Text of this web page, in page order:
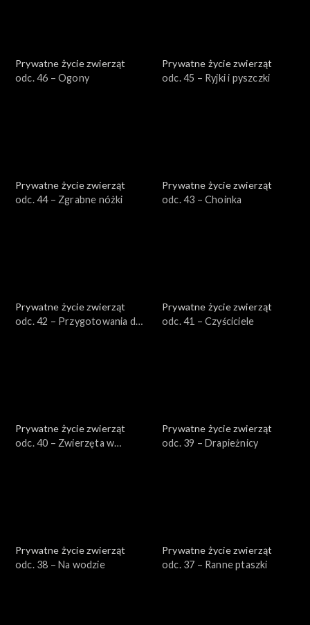
Prywatne życie zwierząt
odc. 46 – Ogony
Prywatne życie zwierząt
odc. 45 – Ryjki i pyszczki
Prywatne życie zwierząt
odc. 44 – Zgrabne nóżki
Prywatne życie zwierząt
odc. 43 – Choinka
Prywatne życie zwierząt
odc. 42 – Przygotowania do
Prywatne życie zwierząt
odc. 41 – Czyściciele
Prywatne życie zwierząt
odc. 40 – Zwierzęta w
Prywatne życie zwierząt
odc. 39 – Drapieżnicy
Prywatne życie zwierząt
odc. 38 – Na wodzie
Prywatne życie zwierząt
odc. 37 – Ranne ptaszki